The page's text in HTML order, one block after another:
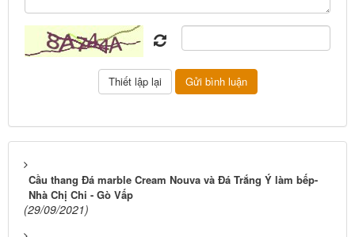
Cầu thang Đá marble Cream Nouva và Đá Trắng Ý làm bếp-
Nhà Chị Chi - Gò Vấp
(29/09/2021)